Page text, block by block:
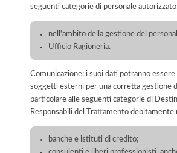
seguenti categorie di personale
nell'ambito della gestione del
Ufficio Ragioneria.
Comunicazione: i suoi dati potranno essere
soggetti esterni per una corretta gestione
particolare alle seguenti categorie di
Responsabili del Trattamento debitamente
banche e istituti di credito;